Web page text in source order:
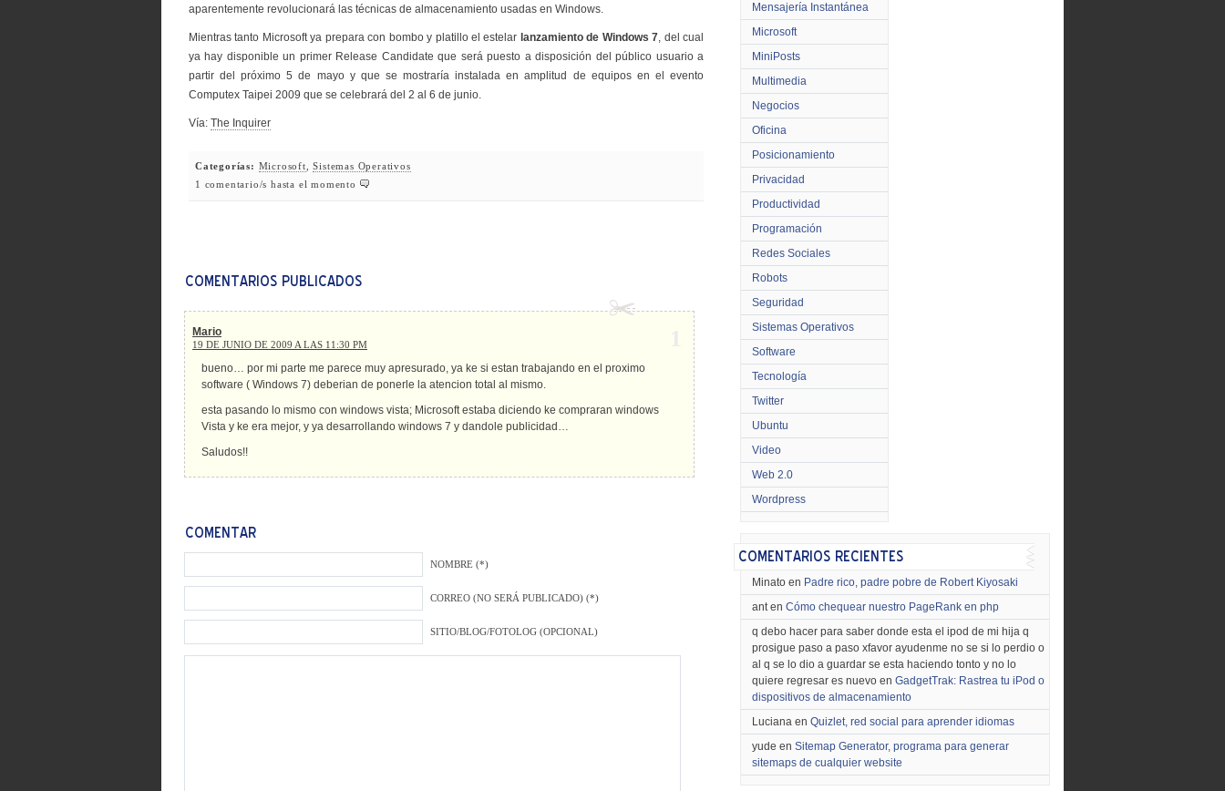
aparentemente revolucionará las técnicas de almacenamiento usadas en Windows.
Mientras tanto Microsoft ya prepara con bombo y platillo el estelar lanzamiento de Windows 7, del cual
ya hay disponible un primer Release Candidate que será puesto a disposición del público usuario a
partir del próximo 5 de mayo y que se mostraría instalada en amplitud de equipos en el evento
Computex Taipei 2009 que se celebrará del 2 al 6 de junio.
Vía: The Inquirer
Categorías: Microsoft ,Sistemas Operativos
1 comentario/s hasta el momento
Mario
19 DE JUNIO DE 2009 A LAS 11:30 PM
bueno… por mi parte me parece muy apresurado, ya ke si estan trabajando en el proximo
software ( Windows 7) deberian de ponerle la atencion total al mismo.
esta pasando lo mismo con windows vista; Microsoft estaba diciendo ke compraran windows
Vista y ke era mejor, y ya desarrollando windows 7 y dandole publicidad…
Saludos!!
NOMBRE (*)
CORREO (NO SERÁ PUBLICADO) (*)
SITIO/BLOG/FOTOLOG (OPCIONAL)
Mensajería Instantánea
Microsoft
MiniPosts
Multimedia
Negocios
Oficina
Posicionamiento
Privacidad
Productividad
Programación
Redes Sociales
Robots
Seguridad
Sistemas Operativos
Software
Tecnología
Twitter
Ubuntu
Video
Web 2.0
Wordpress
Minato en Padre rico, padre pobre de Robert Kiyosaki
ant en Cómo chequear nuestro PageRank en php
q debo hacer para saber donde esta el ipod de mi hija q
prosigue paso a paso xfavor ayudenme no se si lo perdio o
al q se lo dio a guardar se esta haciendo tonto y no lo
quiere regresar es nuevo en GadgetTrak: Rastrea tu iPod o
dispositivos de almacenamiento
Luciana en Quizlet, red social para aprender idiomas
yude en Sitemap Generator, programa para generar
sitemaps de cualquier website